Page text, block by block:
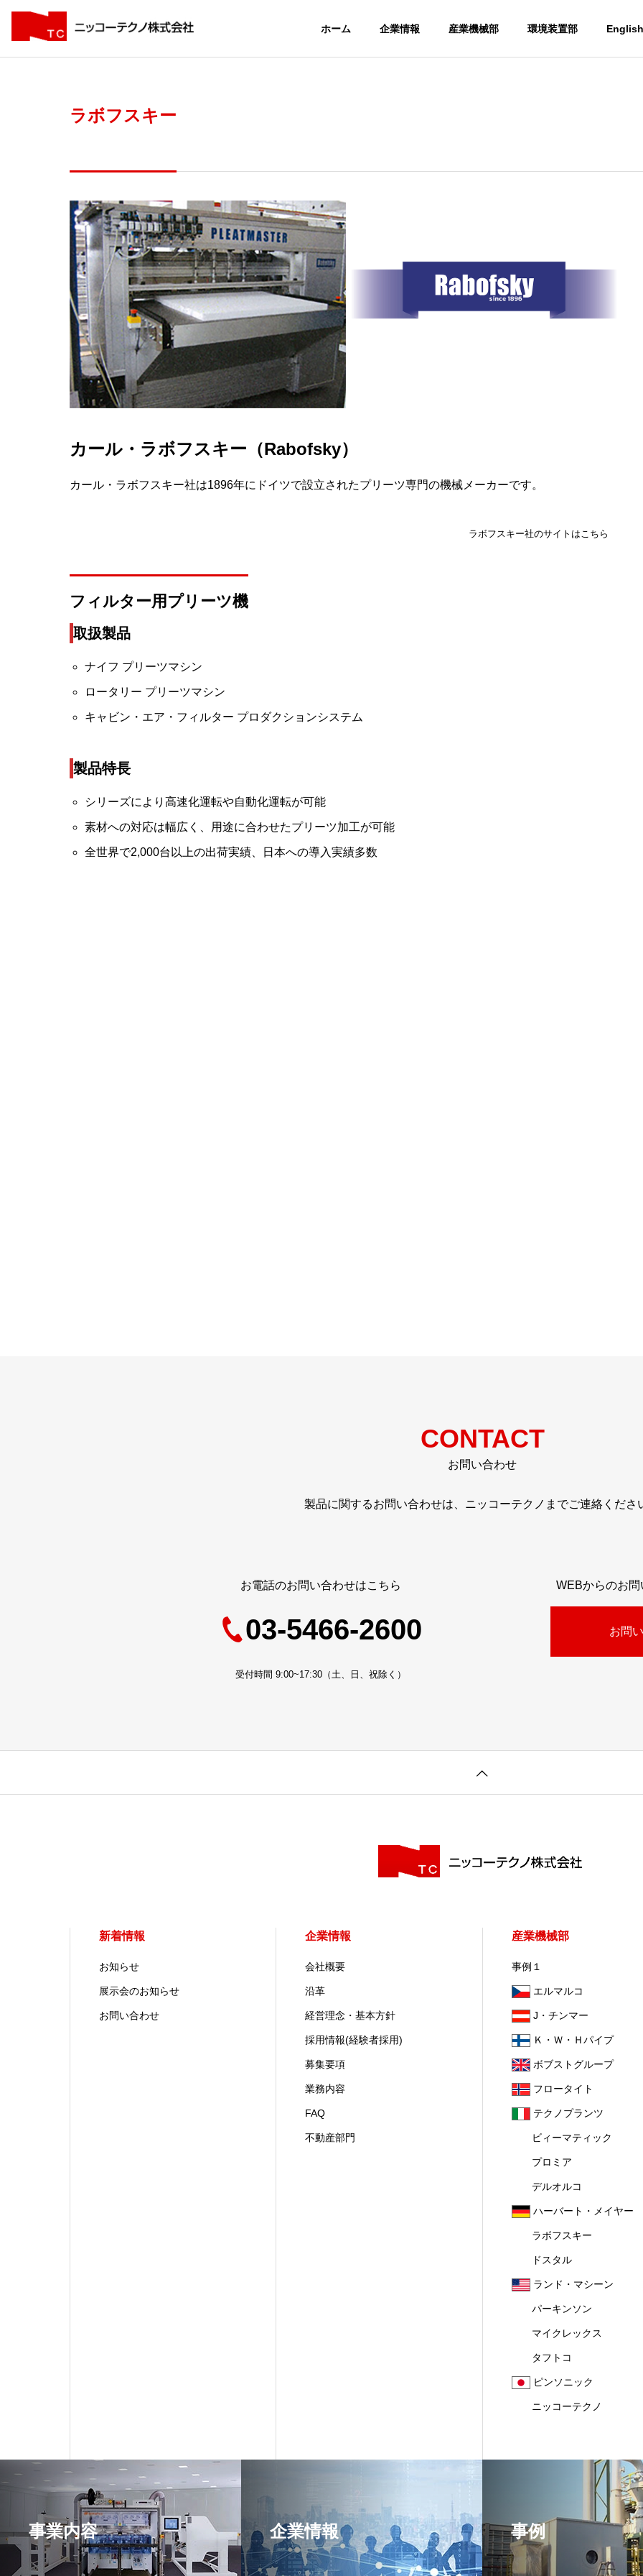
ホーム 企業情報 産業機械部 環境装置部 English
ラボフスキー
カール・ラボフスキー（Rabofsky）
カール・ラボフスキー社は1896年にドイツで設立されたプリーツ専門の機械メーカーです。
ラボフスキー社のサイトはこちら
フィルター用プリーツ機
取扱製品
ナイフ プリーツマシン
ロータリー プリーツマシン
キャビン・エア・フィルター プロダクションシステム
製品特長
シリーズにより高速化運転や自動化運転が可能
素材への対応は幅広く、用途に合わせたプリーツ加工が可能
全世界で2,000台以上の出荷実績、日本への導入実績多数
CONTACT
お問い合わせ
製品に関するお問い合わせは、ニッコーテクノまでご連絡くださ
お電話のお問い合わせはこちら
03-5466-2600
受付時間 9:00~17:30（土、日、祝除く）
WEBからのお
お問
新着情報
お知らせ
展示会のお知らせ
お問い合わせ
企業情報
会社概要
沿革
経営理念・基本方針
採用情報(経験者採用)
募集要項
業務内容
FAQ
不動産部門
産業機械部
事例１
エルマルコ
J・チンマー
Ｋ・Ｗ・Ｈパイプ
ボブストグループ
フロータイト
テクノプランツ
ビィーマティック
プロミア
デルオルコ
ハーバート・メイヤー
ラボフスキー
ドスタル
ランド・マシーン
パーキンソン
マイクレックス
タフトコ
ピンソニック
ニッコーテクノ
事業内容 企業情報 事例